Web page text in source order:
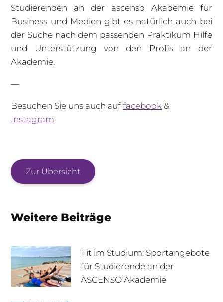
Studierenden an der ascenso Akademie für
Business und Medien gibt es natürlich auch bei
der Suche nach dem passenden Praktikum Hilfe
und Unterstützung von den Profis an der
Akademie.
—
Besuchen Sie uns auch auffacebook &
Instagram.
Zur Übersicht
Weitere Beiträge
Fit im Studium: Sportangebote
für Studierende an der
ASCENSO Akademie